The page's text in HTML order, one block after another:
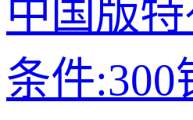
中国版
条件:300